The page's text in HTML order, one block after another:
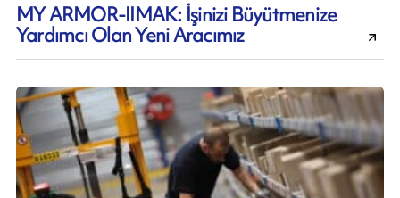
MY ARMOR-IIMAK: İşinizi Büyütmenize
Yardımcı Olan Yeni Aracımız